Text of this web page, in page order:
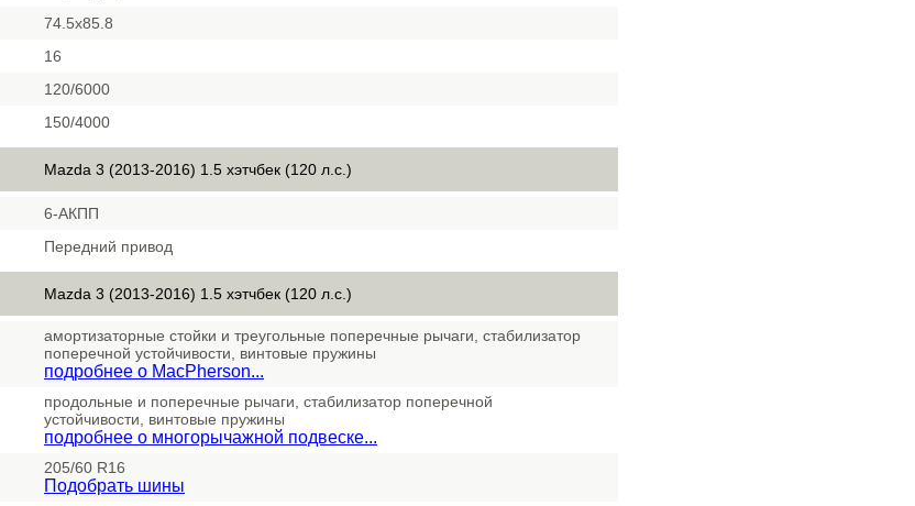
74.5х85.8
16
120/6000
150/4000
Mazda 3 (2013-2016) 1.5 хэтчбек (120 л.с.)
6-АКПП
Передний привод
Mazda 3 (2013-2016) 1.5 хэтчбек (120 л.с.)
амортизаторные стойки и треугольные поперечные рычаги, стабилизатор
поперечной устойчивости, винтовые пружины
подробнее о MacPherson...
продольные и поперечные рычаги, стабилизатор поперечной
устойчивости, винтовые пружины
подробнее о многорычажной подвеске...
205/60 R16
Подобрать шины